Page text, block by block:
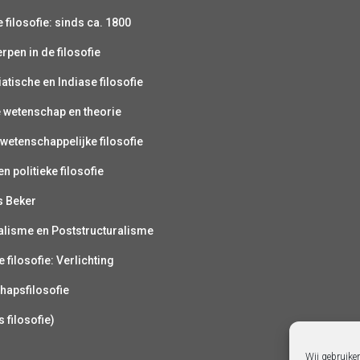
Wij
filosofie: sinds ca. 1800
in de filosofie
en Indiase filosofie
en theorie
filosofie
politieke filosofie
Beker
en Poststructuralisme
filosofie: Verlichting
filosofie)